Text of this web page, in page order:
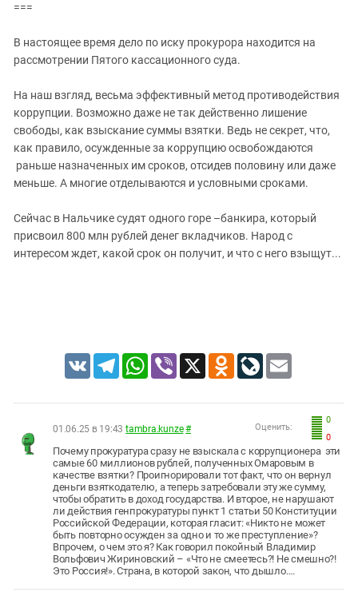
===
В настоящее время дело по иску прокурора находится на
рассмотрении Пятого кассационного суда.
На наш взгляд, весьма эффективный метод противодействия
коррупции. Возможно даже не так действенно лишение
свободы, как взыскание суммы взятки. Ведь не секрет, что,
как правило, осужденные за коррупцию освобождаются
раньше назначенных им сроков, отсидев половину или даже
меньше. А многие отделываются и условными сроками.
Сейчас в Нальчике судят одного горе –банкира, который
присвоил 800 млн рублей денег вкладчиков. Народ с
интересом ждет, какой срок он получит, и что с него взыщут...
VK TelegramWhatsApp
Viber X Odnoklassniki
LiveJournal
Email
0
0
Оценить:
01.06.25 в 19:43 tambra.kunze #
Почему прокуратура сразу не взыскала с коррупционера эти
самые 60 миллионов рублей, полученных Омаровым в
качестве взятки? Проигнорировали тот факт, что он вернул
деньги взяткодателю, а теперь затребовали эту же сумму,
чтобы обратить в доход государства. И второе, не нарушают
ли действия генпрокуратуры пункт 1 статьи 50 Конституции
Российской Федерации, которая гласит: «Никто не может
быть повторно осужден за одно и то же преступление»?
Впрочем, о чем это я? Как говорил покойный Владимир
Вольфович Жириновский – «Что не смеетесь?! Не смешно?!
Это Россия!». Страна, в которой закон, что дышло….